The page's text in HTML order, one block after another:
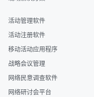
活动管理软件
活动注册软件
移动活动应用程序
战略会议管理
网络民意调查软件
网络研讨会平台